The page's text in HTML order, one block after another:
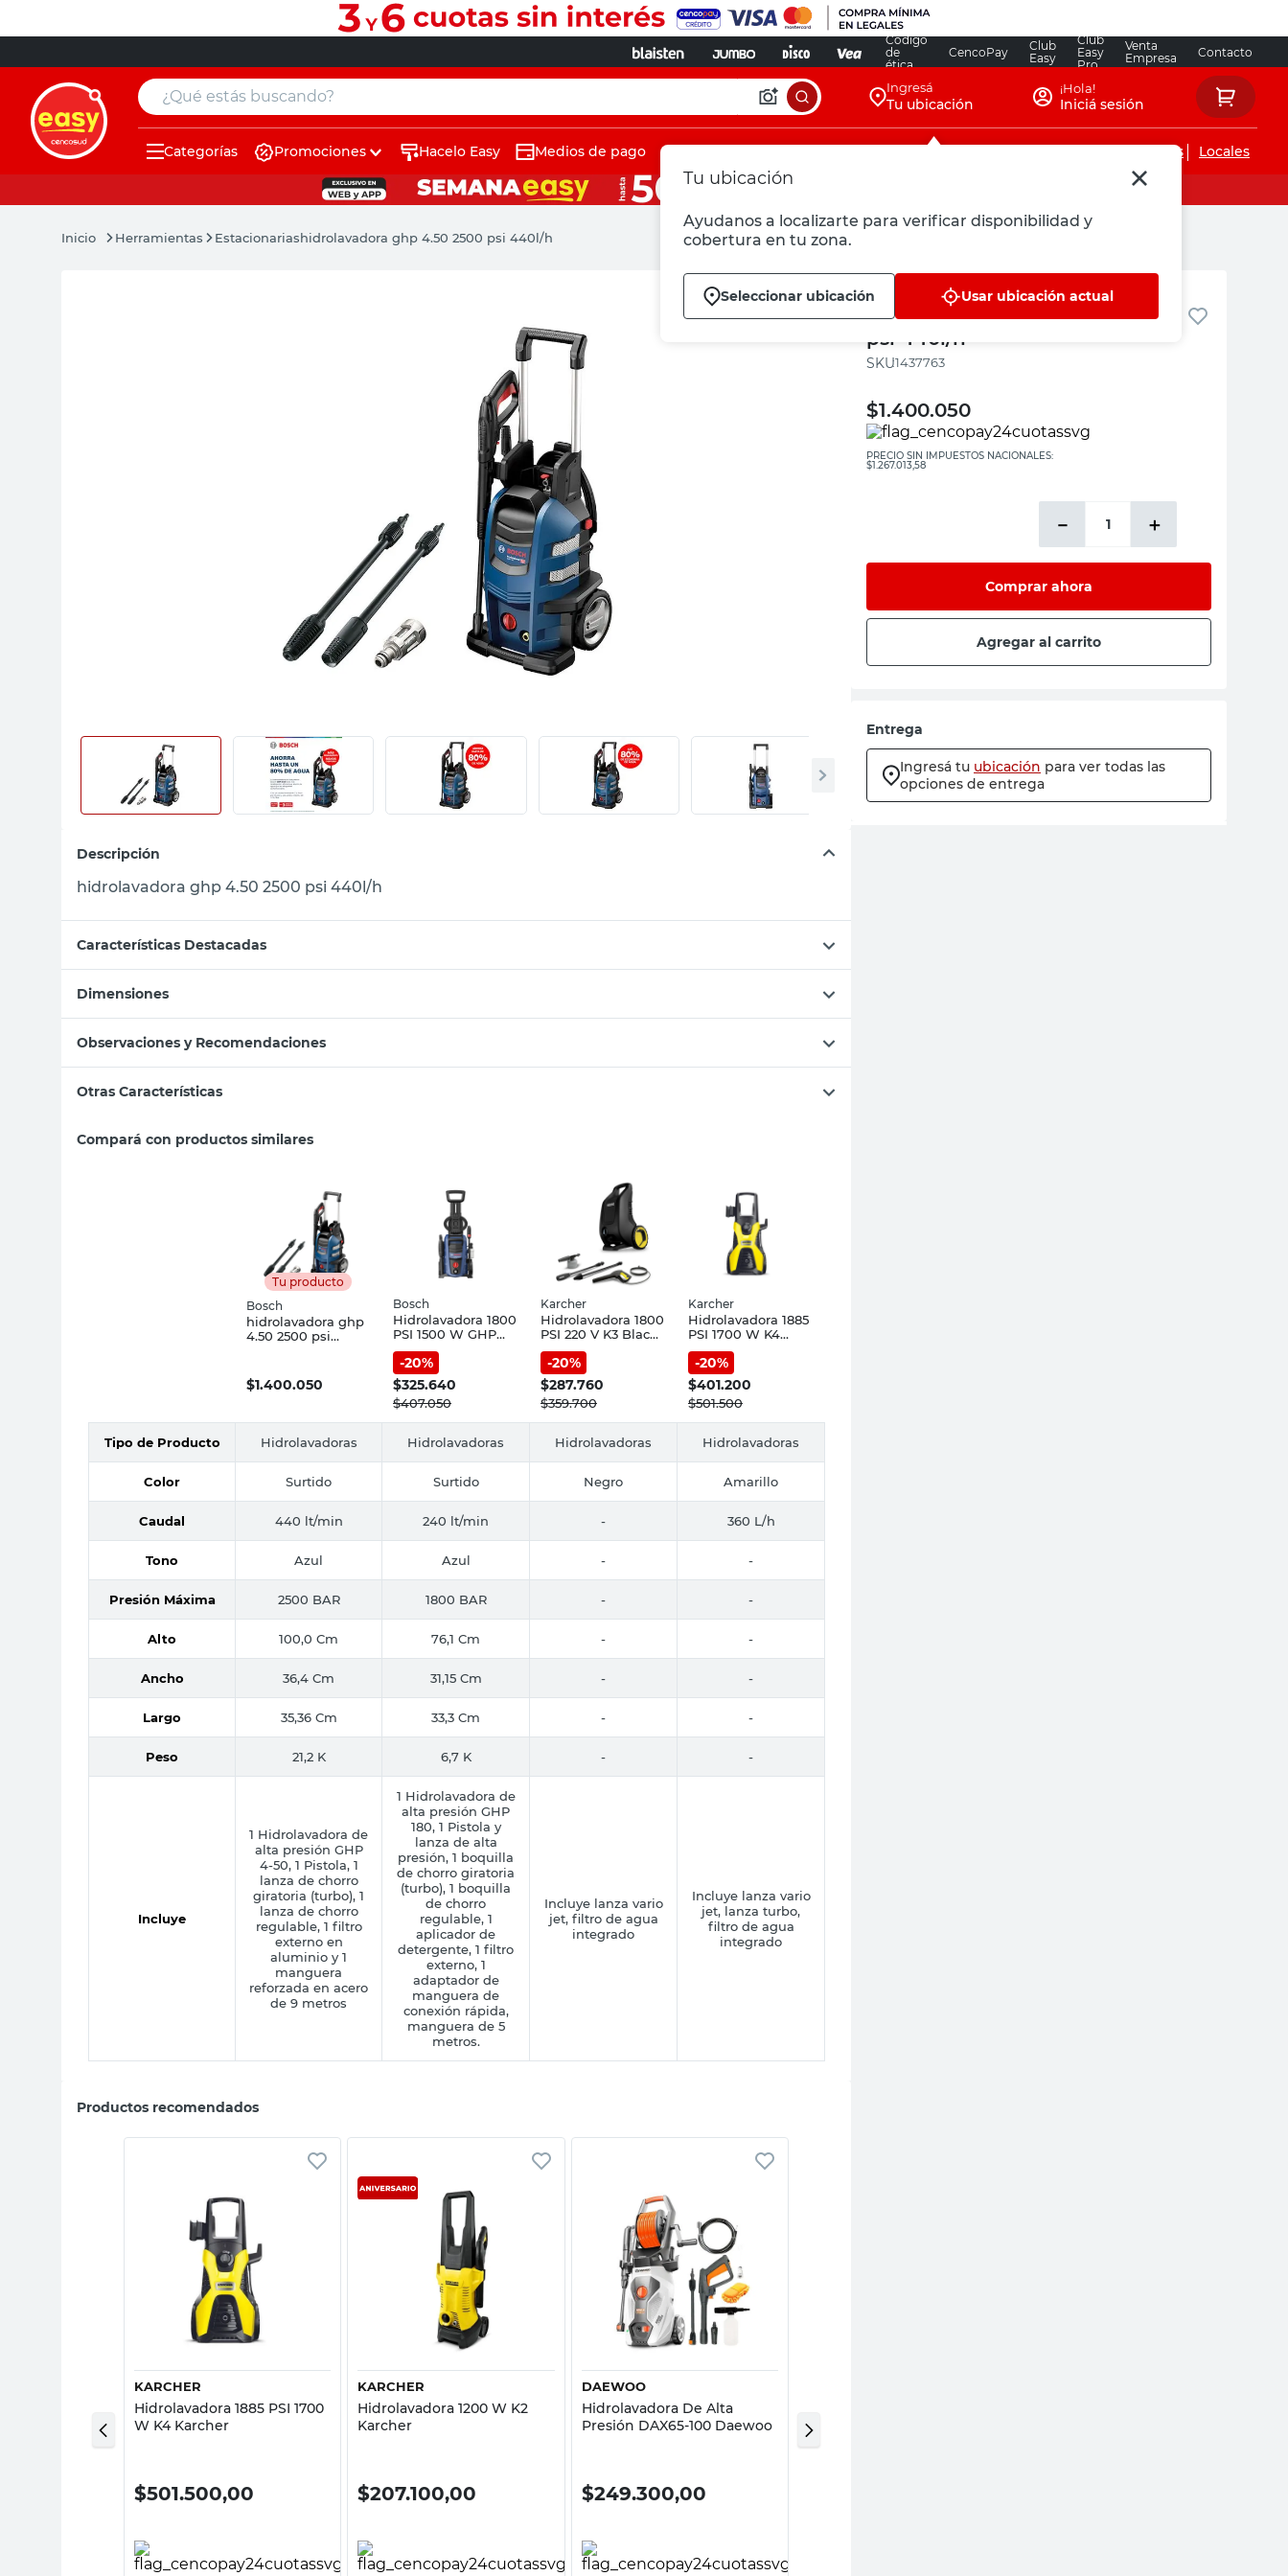
Código
de
ética
CencoPay
Club
Easy
Club
Easy
Pro
Venta
Empresa
Contacto
¿Qué estás buscando? Ingresá
Tu ubicación
Tu ubicación
Ayudanos a localizarte para verificar disponibilidad y
cobertura en tu zona.
Seleccionar ubicación Usar ubicación actual
¡Hola!
Iniciá sesión
Categorías Promociones Hacelo Easy Medios de pago Servicios de instalaciones Locales
Herramientas Estacionariashidrolavadora ghp 4.50 2500 psi 440l/h
Descripción
hidrolavadora ghp 4.50 2500 psi 440l/h
Características Destacadas
Dimensiones
Observaciones y Recomendaciones
Otras Características
Compará con productos similares
Tu producto
Bosch
hidrolavadora ghp
4.50 2500 psi
$1.400.050
Bosch
Hidrolavadora 1800
PSI 1500 W GHP
180 Bosch
-20%
$325.640
$407.050
Karcher
Hidrolavadora 1800
PSI 220 V K3 Black
Edition Karcher
-20%
$287.760
$359.700
Karcher
Hidrolavadora 1885
PSI 1700 W K4
Karcher
-20%
$401.200
$501.500
Tipo de Producto Hidrolavadoras Hidrolavadoras Hidrolavadoras Hidrolavadoras
Color Surtido Surtido Negro Amarillo
Caudal 440 lt/min 240 lt/min - 360 L/h
Tono Azul Azul - -
Presión Máxima 2500 BAR 1800 BAR - -
Alto 100,0 Cm 76,1 Cm - -
Ancho 36,4 Cm 31,15 Cm - -
Largo 35,36 Cm 33,3 Cm - -
Peso 21,2 K 6,7 K - -
Incluye
1 Hidrolavadora de
alta presión GHP
4-50, 1 Pistola, 1
lanza de chorro
giratoria (turbo), 1
lanza de chorro
regulable, 1 filtro
externo en
aluminio y 1
manguera
reforzada en acero
de 9 metros
1 Hidrolavadora de
alta presión GHP
180, 1 Pistola y
lanza de alta
presión, 1 boquilla
de chorro giratoria
(turbo), 1 boquilla
de chorro
regulable, 1
aplicador de
detergente, 1 filtro
externo, 1
adaptador de
manguera de
conexión rápida,
manguera de 5
metros.
Incluye lanza vario
jet, filtro de agua
integrado
Incluye lanza vario
jet, lanza turbo,
filtro de agua
integrado
Productos recomendados
Vista rápida
KARCHER
Hidrolavadora 1885 PSI 1700
W K4 Karcher
$501.500,00
Vista rápida
KARCHER
Hidrolavadora 1200 W K2
Karcher
$207.100,00
Vista rápida
DAEWOO
Hidrolavadora De Alta
Presión DAX65-100 Daewoo
$249.300,00
W R1500 Robust
Bosch
hidrolavadora ghp 4.50 2500
psi 440l/h
:1437763
$1.400.050
PRECIO SIN IMPUESTOS NACIONALES:
$1.267.013,58
＋
－
Comprar ahora
Agregar al carrito
Entrega
Ingresá tu ubicación para ver todas las
opciones de entrega
muebles